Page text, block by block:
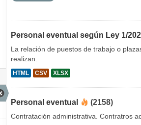
Personal eventual según Ley 1/
La relación de puestos de trabajo o
realizan.
HTML CSV XLSX
Personal eventual (2158)
Contratación administrativa. Contratros